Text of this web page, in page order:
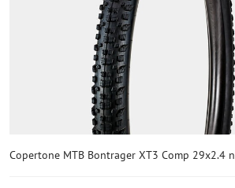
Copertone MTB Bontrager XT3 Comp 29x2.4